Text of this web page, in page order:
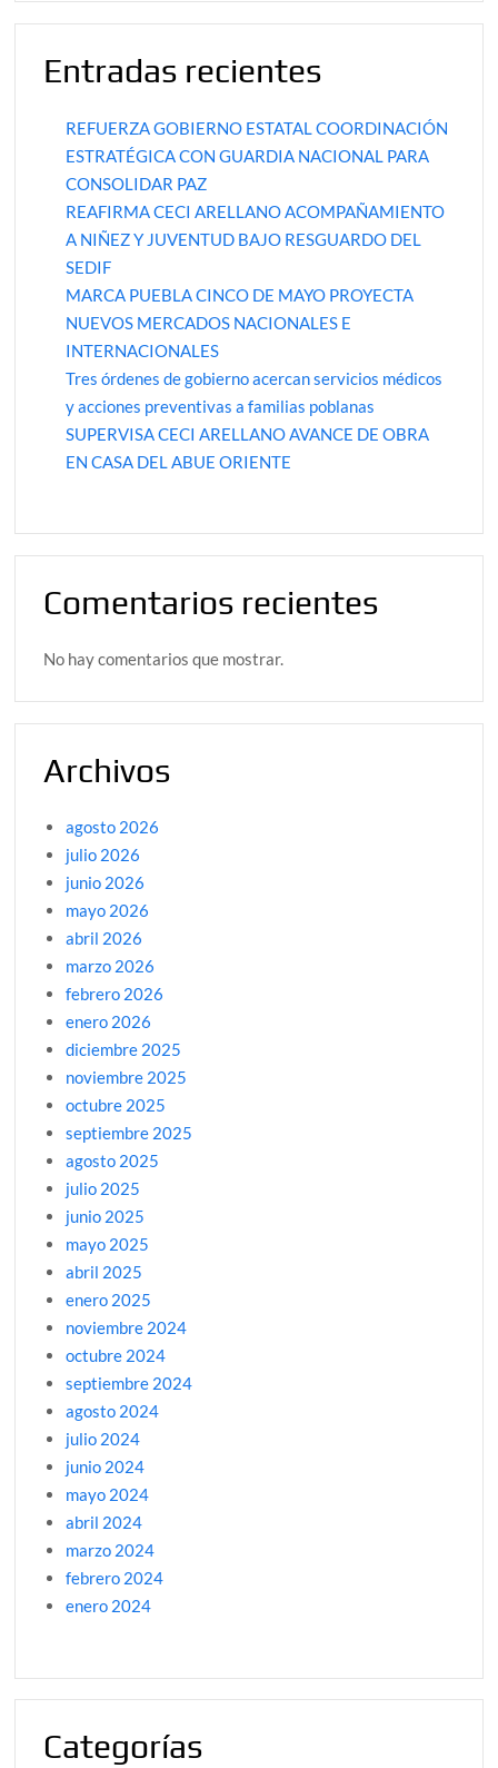
Entradas recientes
REFUERZA GOBIERNO ESTATAL COORDINACIÓN
ESTRATÉGICA CON GUARDIA NACIONAL PARA
CONSOLIDAR PAZ
REAFIRMA CECI ARELLANO ACOMPAÑAMIENTO
A NIÑEZ Y JUVENTUD BAJO RESGUARDO DEL
SEDIF
MARCA PUEBLA CINCO DE MAYO PROYECTA
NUEVOS MERCADOS NACIONALES E
INTERNACIONALES
Tres órdenes de gobierno acercan servicios médicos
y acciones preventivas a familias poblanas
SUPERVISA CECI ARELLANO AVANCE DE OBRA
EN CASA DEL ABUE ORIENTE
Comentarios recientes
No hay comentarios que mostrar.
Archivos
agosto 2026
julio 2026
junio 2026
mayo 2026
abril 2026
marzo 2026
febrero 2026
enero 2026
diciembre 2025
noviembre 2025
octubre 2025
septiembre 2025
agosto 2025
julio 2025
junio 2025
mayo 2025
abril 2025
enero 2025
noviembre 2024
octubre 2024
septiembre 2024
agosto 2024
julio 2024
junio 2024
mayo 2024
abril 2024
marzo 2024
febrero 2024
enero 2024
Categorías